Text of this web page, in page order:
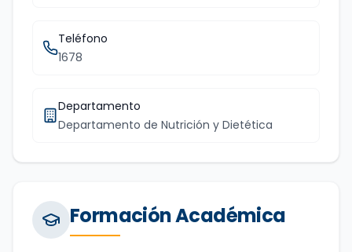
Teléfono
1678
Departamento
Departamento de Nutrición y Dietética
Formación Académica